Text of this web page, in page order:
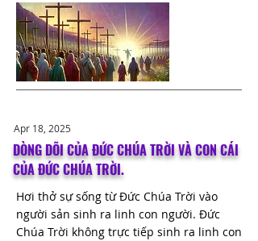
Apr 18, 2025
DÒNG DÕI CỦA ĐỨC CHÚA TRỜI VÀ CON CÁI
CỦA ĐỨC CHÚA TRỜI.
Hơi thở sự sống từ Đức Chúa Trời vào
người sản sinh ra linh con người. Đức
Chúa Trời không trực tiếp sinh ra linh con